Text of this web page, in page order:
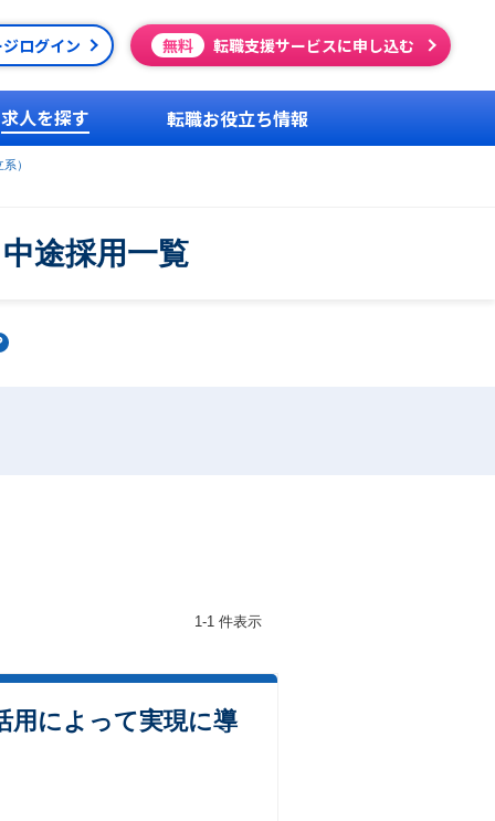
ログイン 無料 転職支援サービスに申し込む
求人を探す 転職お役立ち情報
）
途採用一覧
1-1 件表示
用によって実現に導